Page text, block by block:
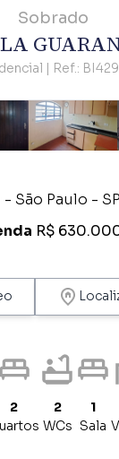
Sobrado
| Ref.:
São Paulo -
R$
2
2
WCs
1
Sala